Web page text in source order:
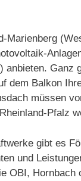
Marienberg
anbieten. Ganz
dem Balkon
müssen
Pfalz
gibt es
und
OBI,